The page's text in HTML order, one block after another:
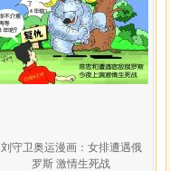
刘守卫奥运漫画：女排遭遇俄
罗斯 激情生死战